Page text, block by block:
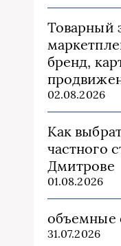
Товарный
бренд,
02.08.2026
Как
частного
Дмитрове
01.08.2026
объемные
31.07.2026